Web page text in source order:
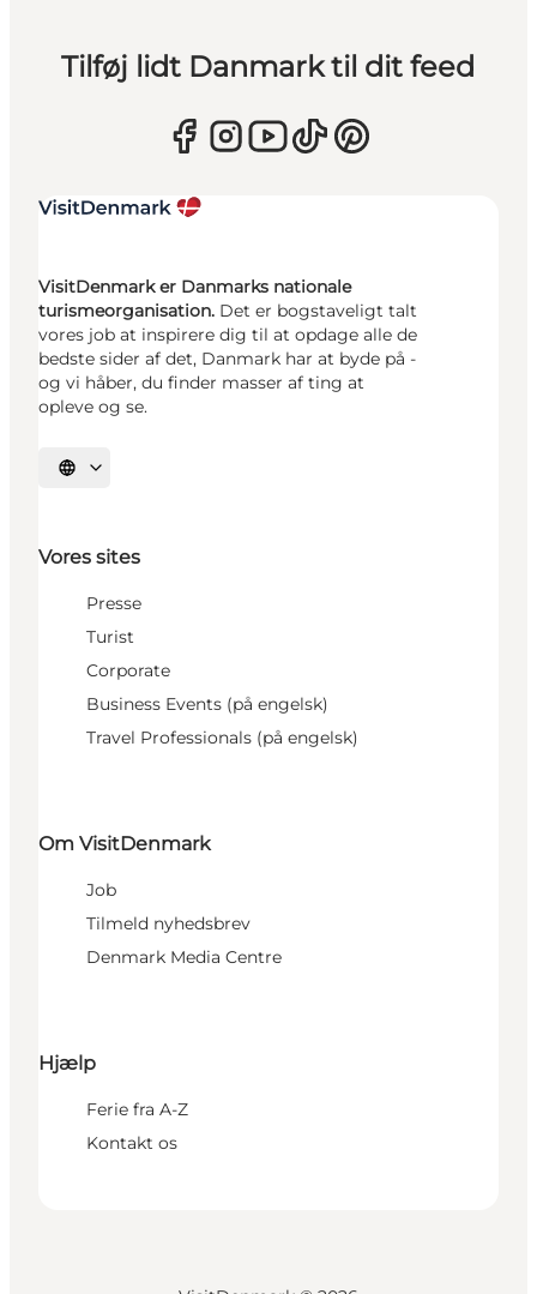
Tilføj lidt Danmark til dit feed
VisitDenmark er Danmarks nationale
turismeorganisation. Det er bogstaveligt talt
vores job at inspirere dig til at opdage alle de
bedste sider af det, Danmark har at byde på -
og vi håber, du finder masser af ting at
opleve og se.
Vælg sprog
Vores sites
Presse
Turist
Corporate
Business Events (på engelsk)
Travel Professionals (på engelsk)
Om VisitDenmark
Job
Tilmeld nyhedsbrev
Denmark Media Centre
Hjælp
Ferie fra A-Z
Kontakt os